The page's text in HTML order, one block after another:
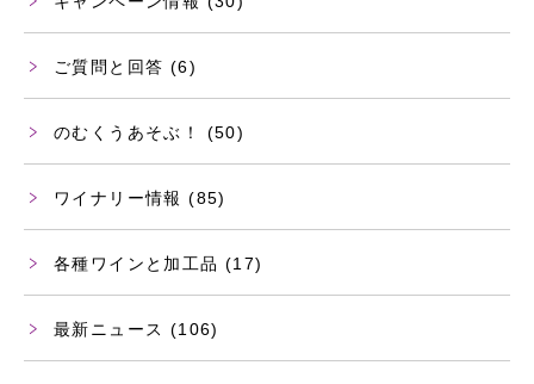
ご質問と回答 (6)
のむくうあそぶ！ (50)
ワイナリー情報 (85)
各種ワインと加工品 (17)
最新ニュース (106)